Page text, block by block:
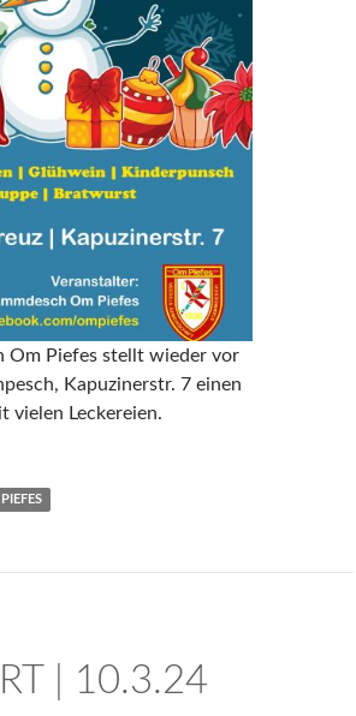
Om Piefes stellt wieder vor
Kapuzinerstr. 7 einen
vielen Leckereien.
| 10.3.24